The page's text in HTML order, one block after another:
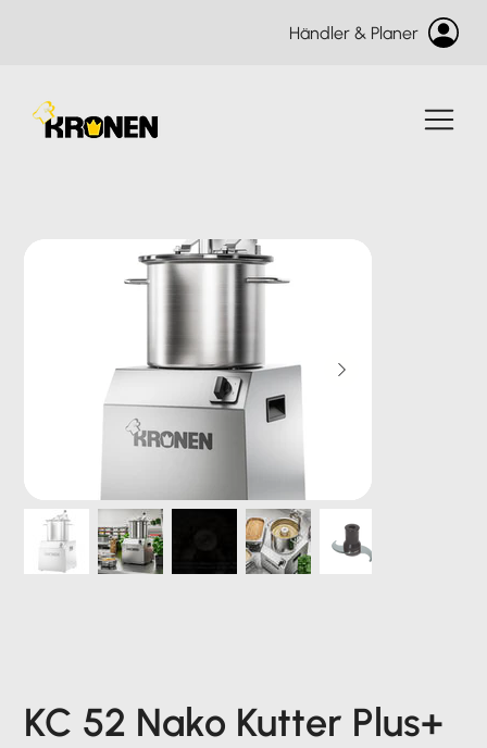
Händler & Planer
KC 52 Nako Kutter Plus+